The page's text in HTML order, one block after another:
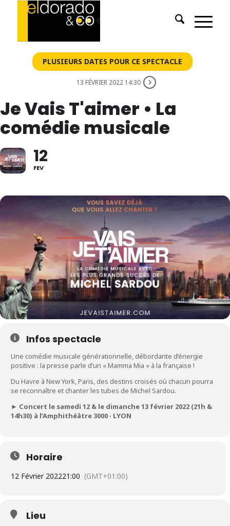
PLUSIEURS DATES POUR CE SPECTACLE
13 FÉVRIER 2022 14:30
Je Vais T'aimer • La
comédie musicale
12
FEV
Infos spectacle
Une comédie musicale générationnelle, débordante d’énergie
positive : la presse parle d’un « Mamma Mia » à la française !
Du Havre à New York, Paris, des destins croisés où chacun pourra
se reconnaître et chanter les tubes de Michel Sardou.
► Concert le samedi 12 & le dimanche 13 février 2022 (21h &
14h30) à l’Amphithéâtre 3000 · LYON
Horaire
12 Février 202221:00 (GMT+01:00)
Lieu